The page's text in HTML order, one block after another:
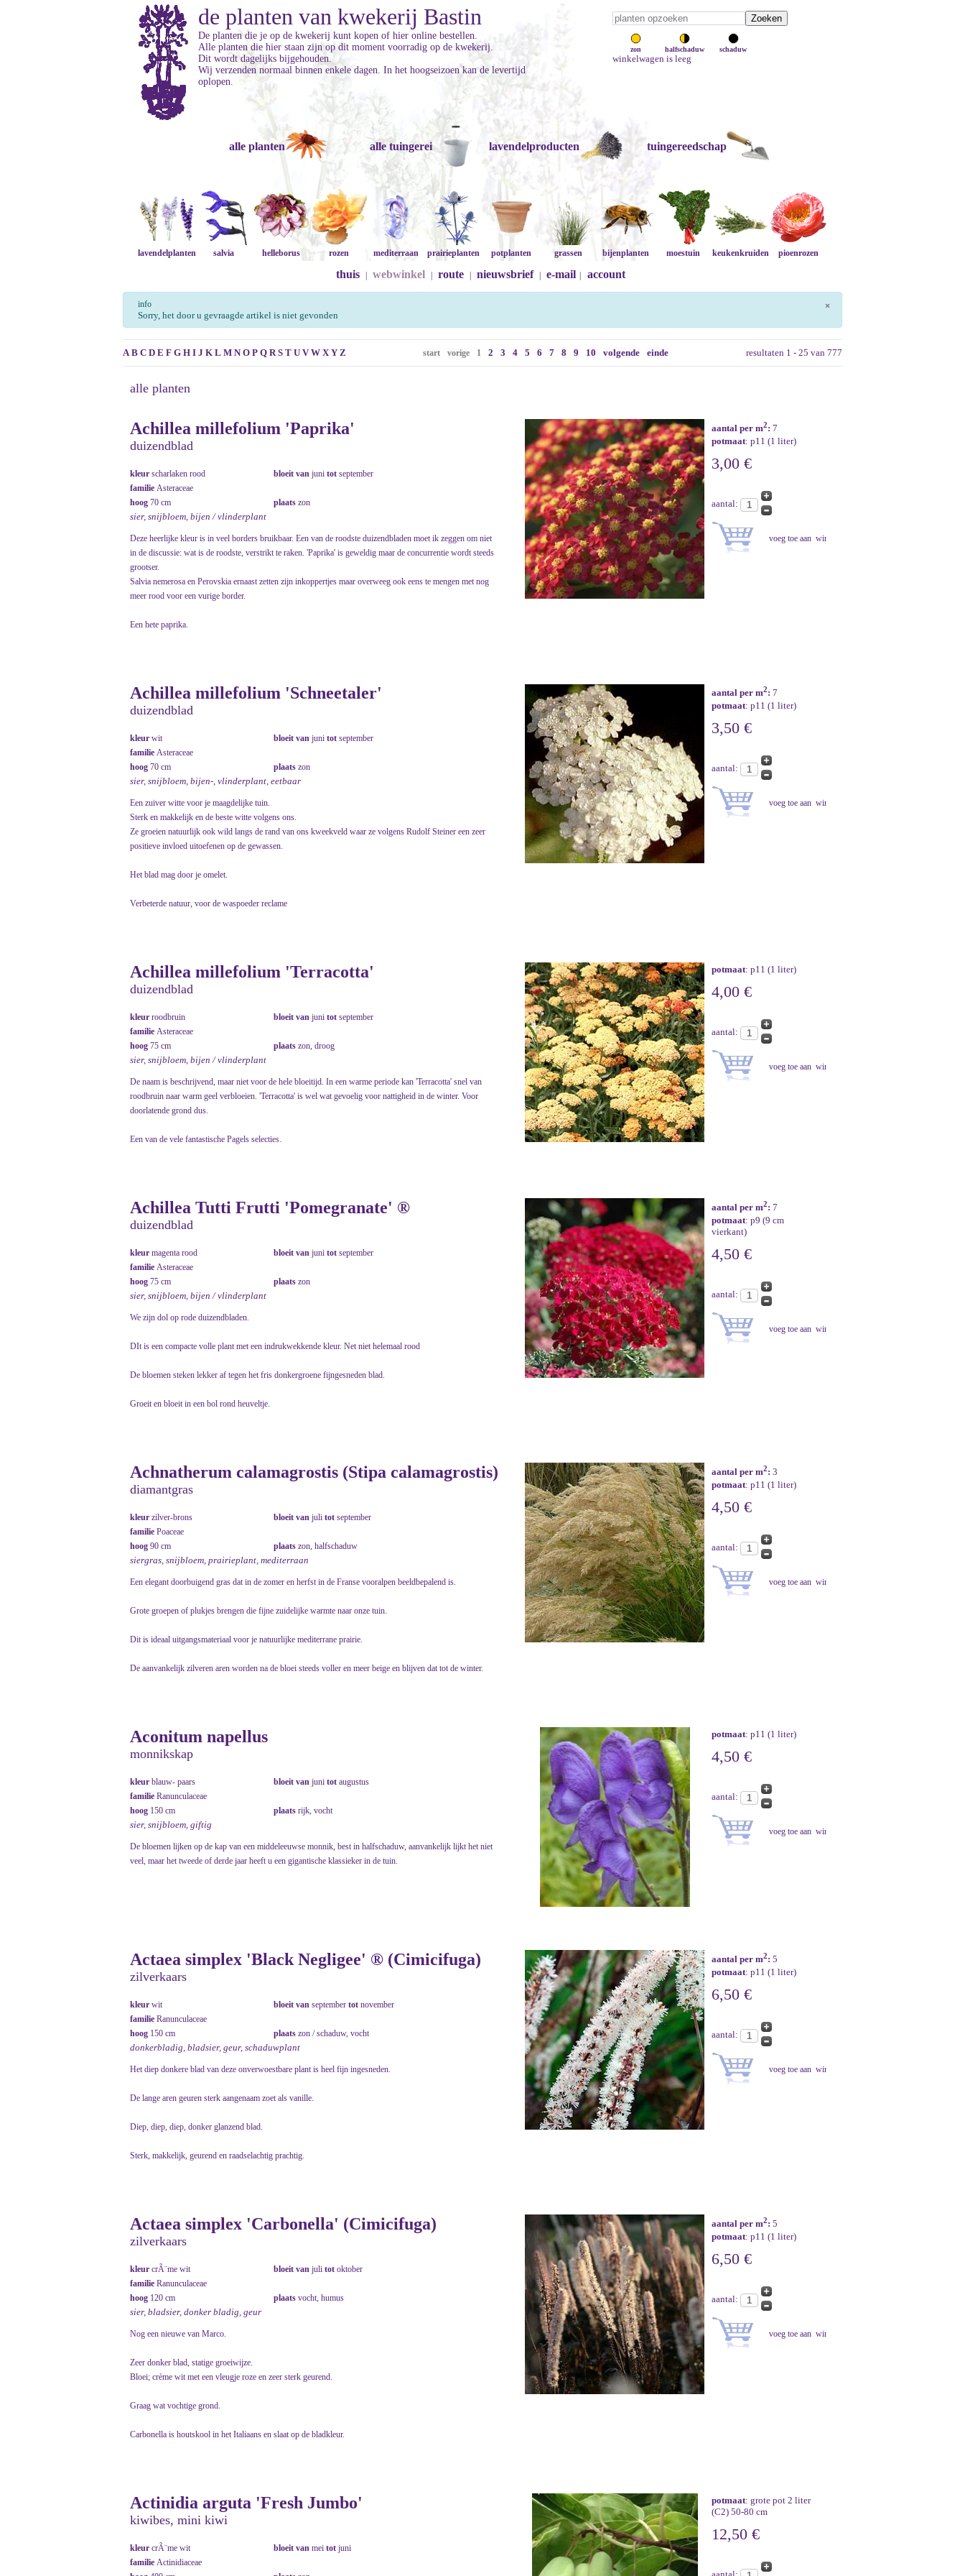
zon halfschaduw schaduw
winkelwagen is leeg
de planten van kwekerij Bastin
De planten die je op de kwekerij kunt kopen of hier online bestellen.
Alle planten die hier staan zijn op dit moment voorradig op de kwekerij.
Dit wordt dagelijks bijgehouden.
Wij verzenden normaal binnen enkele dagen. In het hoogseizoen kan de levertijd
oplopen.
alle planten alle tuingerei lavendelproducten tuingereedschap
lavendelplanten salvia helleborus rozen mediterraan prairieplanten potplanten grassen bijenplanten moestuin keukenkruiden pioenrozen
thuis webwinkel route nieuwsbrief e-mail account
×
info
Sorry, het door u gevraagde artikel is niet gevonden
A B C D E F G H I J K L M N O P Q R S T U V W X Y Z resultaten 1 - 25 van 777
start vorige 1 2 3 4 5 6 7 8 9 10 volgende einde
alle planten
Achillea millefolium 'Paprika'
duizendblad
kleur scharlaken rood bloeit van juni tot september
familie Asteraceae
hoog 70 cm plaats zon
sier, snijbloem, bijen / vlinderplant
Deze heerlijke kleur is in veel borders bruikbaar. Een van de roodste duizendbladen moet ik zeggen om niet
in de discussie: wat is de roodste, verstrikt te raken. 'Paprika' is geweldig maar de concurrentie wordt steeds
grootser.
Salvia nemerosa en Perovskia ernaast zetten zijn inkoppertjes maar overweeg ook eens te mengen met nog
meer rood voor een vurige border.
Een hete paprika.
aantal per m2: 7
potmaat: p11 (1 liter)
3,00 €
aantal:
Achillea millefolium 'Schneetaler'
duizendblad
kleur wit bloeit van juni tot september
familie Asteraceae
hoog 70 cm plaats zon
sier, snijbloem, bijen-, vlinderplant, eetbaar
Een zuiver witte voor je maagdelijke tuin.
Sterk en makkelijk en de beste witte volgens ons.
Ze groeien natuurlijk ook wild langs de rand van ons kweekveld waar ze volgens Rudolf Steiner een zeer
positieve invloed uitoefenen op de gewassen.
Het blad mag door je omelet.
Verbeterde natuur, voor de waspoeder reclame
aantal per m2: 7
potmaat: p11 (1 liter)
3,50 €
aantal:
Achillea millefolium 'Terracotta'
duizendblad
kleur roodbruin bloeit van juni tot september
familie Asteraceae
hoog 75 cm plaats zon, droog
sier, snijbloem, bijen / vlinderplant
De naam is beschrijvend, maar niet voor de hele bloeitijd. In een warme periode kan 'Terracotta' snel van
roodbruin naar warm geel verbloeien. 'Terracotta' is wel wat gevoelig voor nattigheid in de winter. Voor
doorlatende grond dus.
Een van de vele fantastische Pagels selecties.
potmaat: p11 (1 liter)
4,00 €
aantal:
Achillea Tutti Frutti 'Pomegranate' ®
duizendblad
kleur magenta rood bloeit van juni tot september
familie Asteraceae
hoog 75 cm plaats zon
sier, snijbloem, bijen / vlinderplant
We zijn dol op rode duizendbladen.
DIt is een compacte volle plant met een indrukwekkende kleur. Net niet helemaal rood
De bloemen steken lekker af tegen het fris donkergroene fijngesneden blad.
Groeit en bloeit in een bol rond heuveltje.
aantal per m2: 7
potmaat: p9 (9 cm
vierkant)
4,50 €
aantal:
Achnatherum calamagrostis (Stipa calamagrostis)
diamantgras
kleur zilver-brons bloeit van juli tot september
familie Poaceae
hoog 90 cm plaats zon, halfschaduw
siergras, snijbloem, prairieplant, mediterraan
Een elegant doorbuigend gras dat in de zomer en herfst in de Franse vooralpen beeldbepalend is.
Grote groepen of plukjes brengen die fijne zuidelijke warmte naar onze tuin.
Dit is ideaal uitgangsmateriaal voor je natuurlijke mediterrane prairie.
De aanvankelijk zilveren aren worden na de bloei steeds voller en meer beige en blijven dat tot de winter.
aantal per m2: 3
potmaat: p11 (1 liter)
4,50 €
aantal:
Aconitum napellus
monnikskap
kleur blauw- paars bloeit van juni tot augustus
familie Ranunculaceae
hoog 150 cm plaats rijk, vocht
sier, snijbloem, giftig
De bloemen lijken op de kap van een middeleeuwse monnik, best in halfschaduw, aanvankelijk lijkt het niet
veel, maar het tweede of derde jaar heeft u een gigantische klassieker in de tuin.
potmaat: p11 (1 liter)
4,50 €
aantal:
Actaea simplex 'Black Negligee' ® (Cimicifuga)
zilverkaars
kleur wit bloeit van september tot november
familie Ranunculaceae
hoog 150 cm plaats zon / schaduw, vocht
donkerbladig, bladsier, geur, schaduwplant
Het diep donkere blad van deze onverwoestbare plant is heel fijn ingesneden.
De lange aren geuren sterk aangenaam zoet als vanille.
Diep, diep, diep, donker glanzend blad.
Sterk, makkelijk, geurend en raadselachtig prachtig.
aantal per m2: 5
potmaat: p11 (1 liter)
6,50 €
aantal:
Actaea simplex 'Carbonella' (Cimicifuga)
zilverkaars
kleur crÃ¨me wit bloeit van juli tot oktober
familie Ranunculaceae
hoog 120 cm plaats vocht, humus
sier, bladsier, donker bladig, geur
Nog een nieuwe van Marco.
Zeer donker blad, statige groeiwijze.
Bloei; crème wit met een vleugje roze en zeer sterk geurend.
Graag wat vochtige grond.
Carbonella is houtskool in het Italiaans en slaat op de bladkleur.
aantal per m2: 5
potmaat: p11 (1 liter)
6,50 €
aantal:
Actinidia arguta 'Fresh Jumbo'
kiwibes, mini kiwi
kleur crÃ¨me wit bloeit van mei tot juni
familie Actinidiaceae
potmaat: grote pot 2 liter
(C2) 50-80 cm
12,50 €